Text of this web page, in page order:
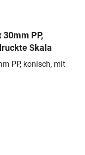
PP,
Skala
PP, konisch, mit